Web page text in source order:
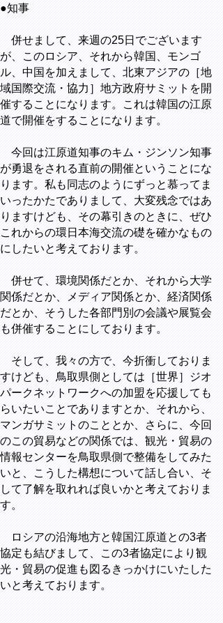
●知事
併せまして、来週の25日でございます
が、このロシア、それから韓国、モンゴ
ル、中国を加えまして、北東アジアの［地
域国際交流・協力］地方政府サミットを開
催することになります。これは韓国の江原
道で開催をすることになります。
今回は江原道知事のキム・ジンソン知事
が勇退をされる直前の開催ということにな
ります。私も同志のようにずっと慕ってま
いったかたでありまして、大変残念ではあ
りますけども、その幕引きのときに、ぜひ
これからの環日本海交流の礎を確かなもの
にしたいと考えております。
併せて、環境関係だとか、それから大学
関係だとか、メディア関係とか、経済関係
だとか、そうした各部門別の会議や展覧会
も併催することにしております。
そして、我々の方で、今折衝しておりま
すけども、鳥取県側としては［世界］ジオ
パークネットワークへの加盟を応援しても
らいたいことでありますとか、それから、
マンガサミットのこととか、さらに、今回
のこの貿易などの関係では、観光・貿易の
情報センターを鳥取県側で整備をしてみた
いと、こうした構想について話し合い、そ
して了解を取れれば良いかと考えておりま
す。
ロシアの沿海地方と韓国江原道との3者
協定も結びまして、この3者協定により観
光・貿易の促進も図るきっかけにいたした
いと考えております。